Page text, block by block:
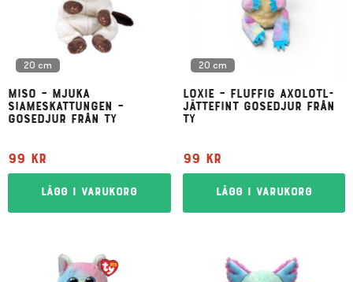
20 cm
Miso – mjuka
siameskattungen –
gosedjur från Ty
99 kr
Lägg i varukorg
20 cm
Loxie – fluffig axolotl-
jättefint gosedjur från
Ty
99 kr
Lägg i varukorg